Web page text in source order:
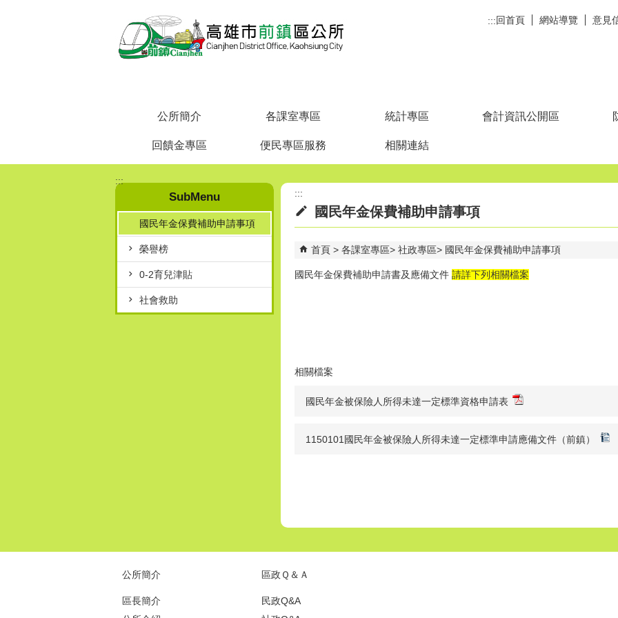
:::回首頁 網站導覽 意見
公所簡介 各課室專區 統計專區 會計資訊公開區
回饋金專區 便民專區服務 相關連結
:::
SubMenu
國民年金保費補助申請事項
榮譽榜
0-2育兒津貼
社會救助
:::
國民年金保費補助申請事項
首頁 各課室專區 社政專區 國民年金保費補助申請事項
國民年金保費補助申請書及應備文件 請詳下列相關檔案
相關檔案
國民年金被保險人所得未達一定標準資格申請表
1150101國民年金被保險人所得未達一定標準申請應備文件（前鎮）
公所簡介
區長簡介
區政Ｑ＆Ａ
民政Q&A